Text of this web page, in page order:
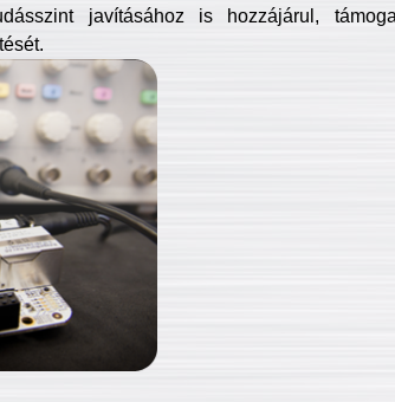
javításához is hozzájárul,